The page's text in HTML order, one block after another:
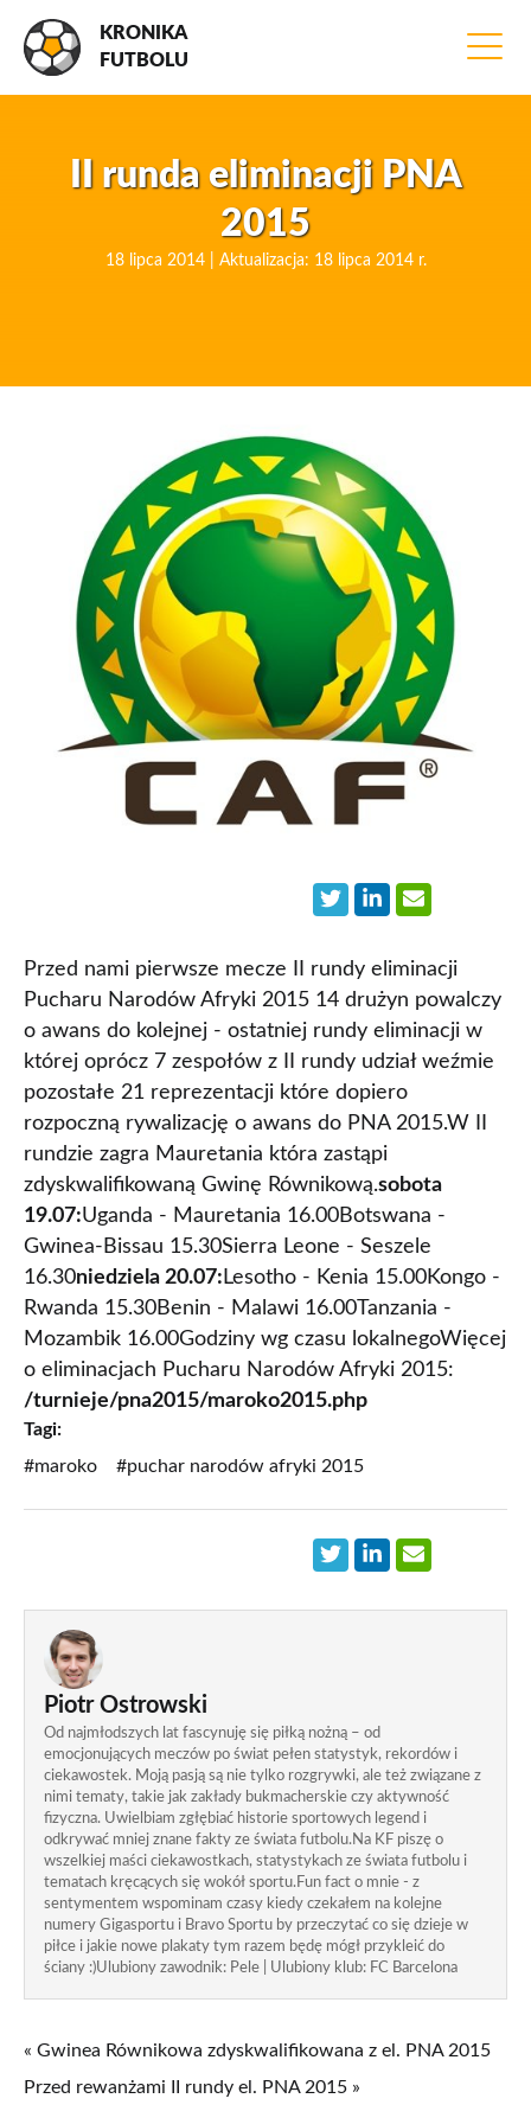
KRONIKA
FUTBOLU
II runda eliminacji PNA
2015
18 lipca 2014 | Aktualizacja: 18 lipca 2014 r.
Przed nami pierwsze mecze II rundy eliminacji
Pucharu Narodów Afryki 2015 14 drużyn powalczy
o awans do kolejnej - ostatniej rundy eliminacji w
której oprócz 7 zespołów z II rundy udział weźmie
pozostałe 21 reprezentacji które dopiero
rozpoczną rywalizację o awans do PNA 2015.W II
rundzie zagra Mauretania która zastąpi
zdyskwalifikowaną Gwinę Równikową.sobota
19.07:Uganda - Mauretania 16.00Botswana -
Gwinea-Bissau 15.30Sierra Leone - Seszele
16.30niedziela 20.07: Lesotho - Kenia 15.00Kongo -
Rwanda 15.30Benin - Malawi 16.00Tanzania -
Mozambik 16.00Godziny wg czasu lokalnegoWięcej
o eliminacjach Pucharu Narodów Afryki 2015:
/turnieje/pna2015/maroko2015.php
Tagi:
#maroko
#puchar narodów afryki 2015
Piotr Ostrowski
Od najmłodszych lat fascynuję się piłką nożną – od
emocjonujących meczów po świat pełen statystyk, rekordów i
ciekawostek. Moją pasją są nie tylko rozgrywki, ale też związane z
nimi tematy, takie jak zakłady bukmacherskie czy aktywność
fizyczna. Uwielbiam zgłębiać historie sportowych legend i
odkrywać mniej znane fakty ze świata futbolu.Na KF piszę o
wszelkiej maści ciekawostkach, statystykach ze świata futbolu i
tematach kręcących się wokół sportu.Fun fact o mnie - z
sentymentem wspominam czasy kiedy czekałem na kolejne
numery Gigasportu i Bravo Sportu by przeczytać co się dzieje w
piłce i jakie nowe plakaty tym razem będę mógł przykleić do
ściany :)Ulubiony zawodnik: Pele | Ulubiony klub: FC Barcelona
« Gwinea Równikowa zdyskwalifikowana z el. PNA 2015
Przed rewanżami II rundy el. PNA 2015 »